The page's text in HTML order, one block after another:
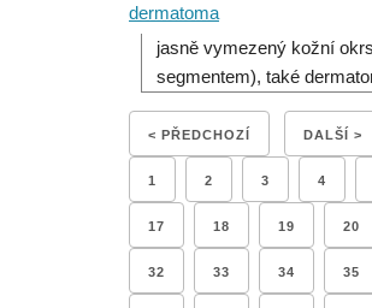
dermatoma
jasně vymezený kožní
segmentem), také
< PŘEDCHOZÍ DALŠÍ >
1 2 3 4
17 18 19 20
32 33 34 35